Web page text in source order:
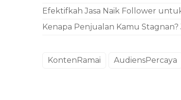
Efektifkah Jasa Naik Follower
Kenapa Penjualan Kamu Stagnan?
KontenRamai AudiensPercaya